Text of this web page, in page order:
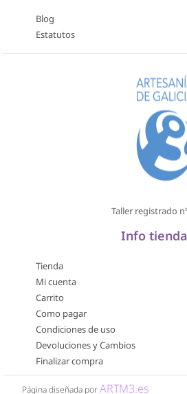
Blog
Estatutos
Taller registrado
Info tienda
Tienda
Mi cuenta
Carrito
Como pagar
Condiciones de uso
Devoluciones y Cambios
Finalizar compra
Página diseñada porARTM3.es